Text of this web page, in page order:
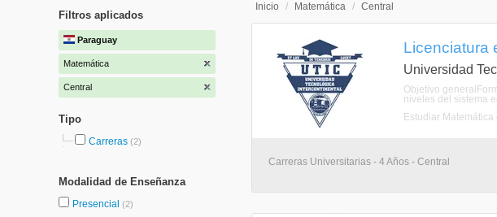
Filtros aplicados
Paraguay
Matemática
Central
Tipo
Carreras (2)
Modalidad de Enseñanza
Presencial (2)
Inicio / Matemática / Central
Licenciatura
Universidad
Objetivo
niveles del sistema
Estudiar Matemática
Carreras Universitarias - 4 Años - Central